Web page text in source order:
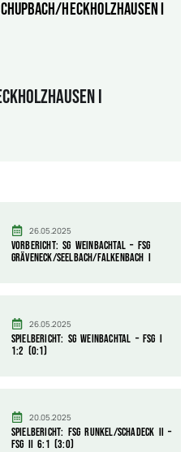
Heckholzhausen I
I
26.05.2025
Vorbericht: SG Weinbachtal – FSG
Gräveneck/Seelbach/Falkenbach I
26.05.2025
Spielbericht: SG Weinbachtal – FSG I
1:2 (0:1)
20.05.2025
Spielbericht: FSG Runkel/Schadeck II –
FSG II 6:1 (3:0)